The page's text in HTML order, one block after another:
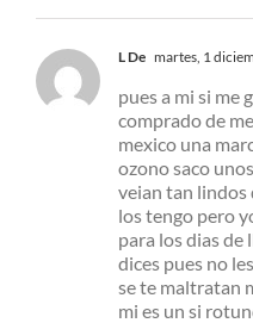
L De martes, 1
pues a mi si me
comprado de
mexico una
ozono saco
veian tan lindos
los tengo pero
para los dias de
dices pues no
se te maltratan
mi es un si